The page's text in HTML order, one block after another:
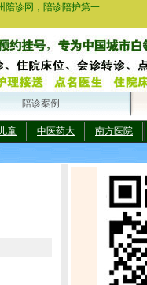
陪诊网，陪诊陪护第一
陪诊案例
童 中医药大 南方医院